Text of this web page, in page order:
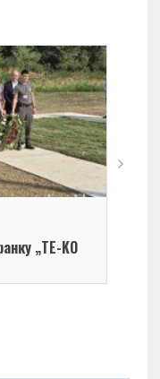
„ТЕ-KО